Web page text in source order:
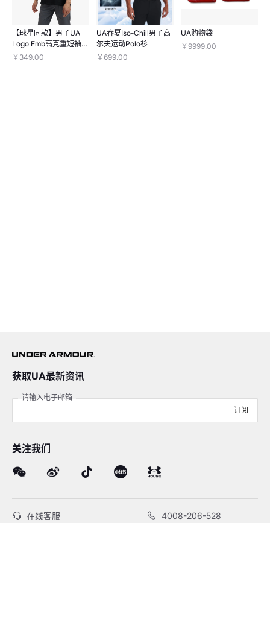
【球星同款】男子UA
Logo Emb高克重短袖T
恤
￥349.00
UA春夏Iso-Chill男子高
尔夫运动Polo衫
￥699.00
UA购物袋
￥9999.00
获取UA最新资讯
请输入电子邮箱
订阅
关注我们
在线客服 4008-206-528